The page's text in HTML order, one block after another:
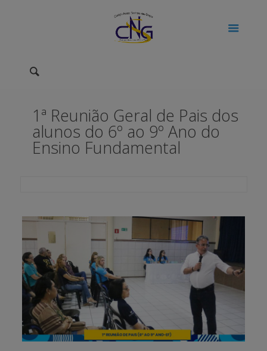
1ª Reunião Geral de Pais dos
alunos do 6º ao 9º Ano do
Ensino Fundamental